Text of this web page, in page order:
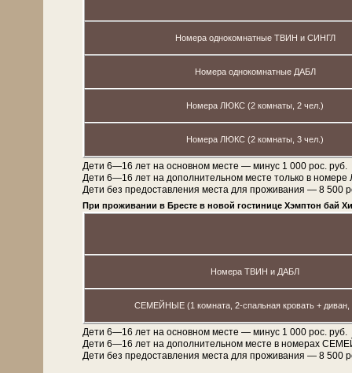
Номера однокомнатные ТВИН и СИНГЛ
Номера однокомнатные ДАБЛ
Номера ЛЮКС (2 комнаты, 2 чел.)
Номера ЛЮКС (2 комнаты, 3 чел.)
Дети 6—16 лет на основном месте — минус 1 000 рос. руб.
Дети 6—16 лет на дополнительном месте только в
Дети без предоставления места для проживания — 8 500
При проживании в Бресте в новой гостинице Хэмптон бай
Номера ТВИН и ДАБЛ
СЕМЕЙНЫЕ (1 комната, 2-спальная кровать + диван,
Дети 6—16 лет на основном месте — минус 1 000 рос. руб.
Дети 6—16 лет на дополнительном месте в номерах
Дети без предоставления места для проживания — 8 500